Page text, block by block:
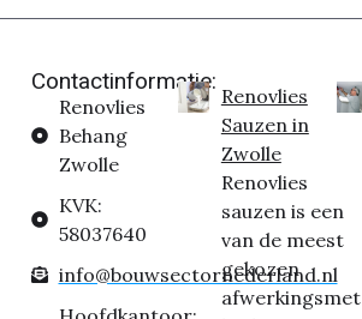
Contactinformatie:
Renovlies
Behang
Zwolle
KVK:
58037640
info@bouwsectornederland.nl
Renovlies
Sauzen in
Zwolle
Renovlies
sauzen is een
van de meest
gekozen
afwerkingsmet